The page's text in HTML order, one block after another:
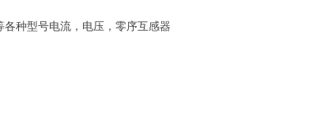
种型号电流，电压，零序互感器